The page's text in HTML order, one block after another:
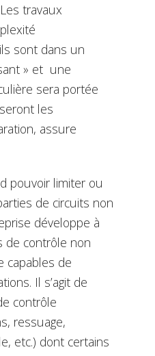
travaux
sont dans un
» et une
sera portée
les
assure
pouvoir limiter ou
de circuits non
développe à
de contrôle non
capables de
Il s’agit de
contrôle
ressuage,
etc.) dont certains